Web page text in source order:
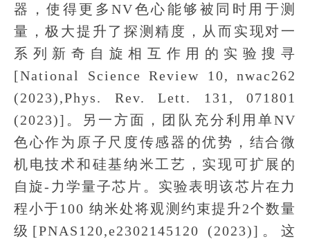
器，使得更多NV色心能够被同时用于测
量，极大提升了探测精度，从而实现对一
系列新奇自旋相互作用的实验搜寻
[National Science Review 10, nwac262
(2023),Phys. Rev. Lett. 131, 071801
(2023)]。另一方面，团队充分利用单NV
色心作为原子尺度传感器的优势，结合微
机电技术和硅基纳米工艺，实现可扩展的
自旋-力学量子芯片。实验表明该芯片在力
程小于100 纳米处将观测约束提升2个数量
级[PNAS120,e2302145120 (2023)]。这